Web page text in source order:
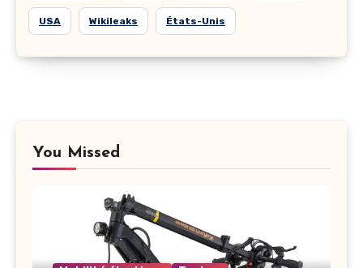
USA Wikileaks États-Unis
You Missed